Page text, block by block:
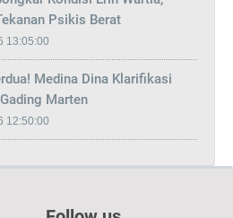
Psikis Berat
13:05:00
Medina Dina Klarifikasi
Marten
12:50:00